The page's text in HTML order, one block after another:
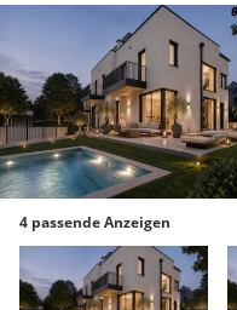
4 passende Anzeigen